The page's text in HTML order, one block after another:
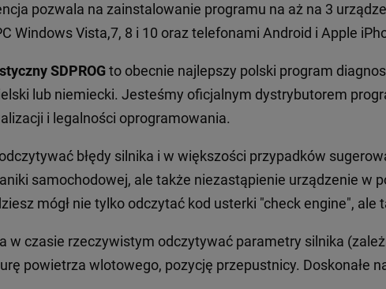
pozwala na zainstalowanie programu na aż na 3
Windows Vista,7, 8 i 10 oraz telefonami Android i Apple
SDPROGto obecnie najlepszy polski program
lub niemiecki. Jesteśmy oficjalnym dystrybutorem
i legalności oprogramowania.
błędy silnika i w większości przypadków
samochodowej, ale także niezastąpienie urządzenie w
mógł nie tylko odczytać kod usterki "check engine",
w czasie rzeczywistym odczytywać parametry silnika
powietrza wlotowego, pozycję przepustnicy. Doskonałe